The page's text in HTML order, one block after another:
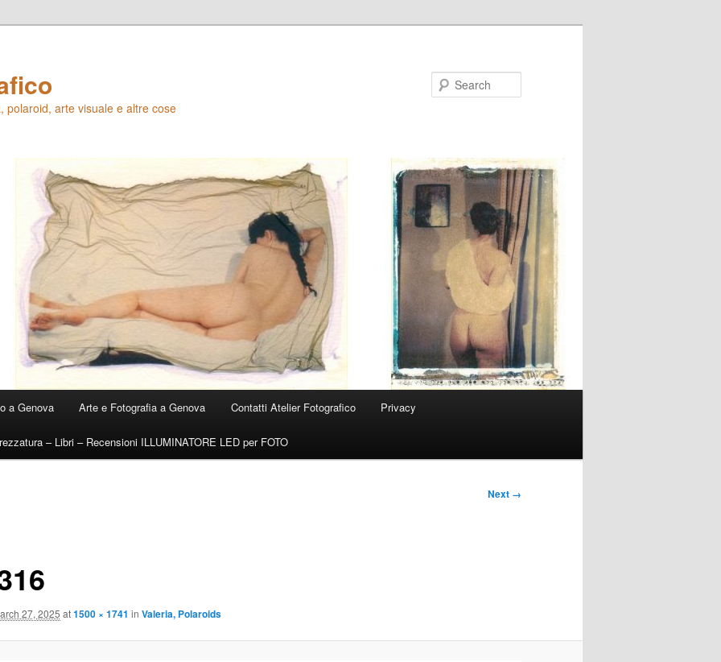
polaroid, arte visuale e altre cose
a Genova Arte e Fotografia a Genova Contatti Atelier Fotografico Privacy
– Libri – Recensioni ILLUMINATORE LED per FOTO
Next →
27, 2025 at1500 × 1741 in Valeria, Polaroids